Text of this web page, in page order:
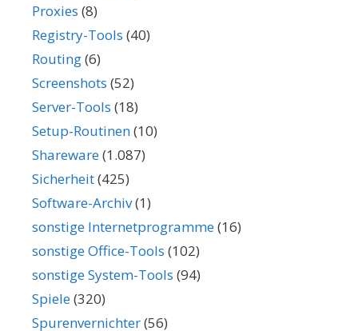
Proxies (8)
Registry-Tools (40)
Routing(6)
Screenshots (52)
Server-Tools (18)
Setup-Routinen(10)
Shareware(1.087)
Sicherheit(425)
Software-Archiv(1)
sonstige Internetprogramme(16)
sonstige Office-Tools (102)
sonstige System-Tools (94)
Spiele(320)
Spurenvernichter(56)